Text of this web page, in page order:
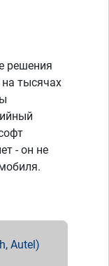
решения
тысячах
- он не
Autel)